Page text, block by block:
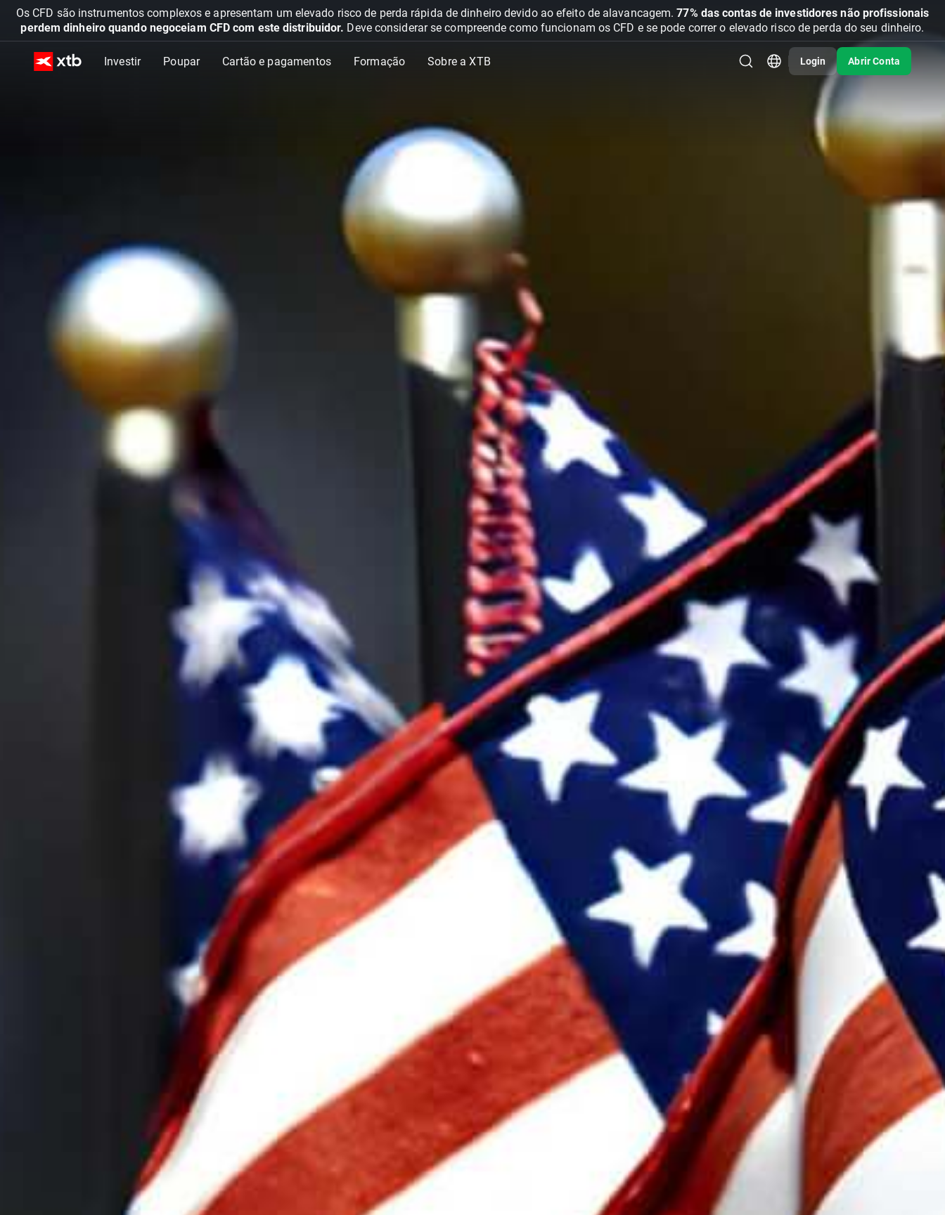
Os CFD são instrumentos complexos e apresentam um elevado risco de perda rápida de dinheiro devido ao efeito de alavancagem.77% das contas de investidores não profissionais
perdem dinheiro quando negoceiam CFD com este distribuidor. Deve considerar se compreende como funcionam os CFD e se pode correr o elevado risco de perda do seu dinheiro.
Investir Poupar Cartão e pagamentos Formação Sobre a XTB Login Abrir Conta